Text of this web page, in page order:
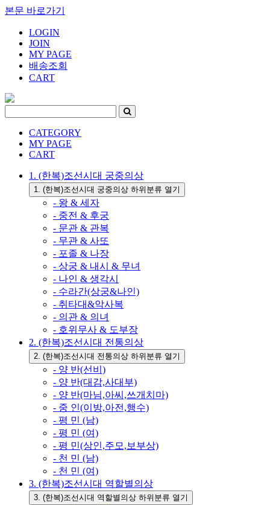
본문 바로가기
LOGIN
JOIN
MY PAGE
배송조회
CART
CATEGORY
MY PAGE
CART
1. (한복)조선시대 궁중의상
1. (한복)조선시대 궁중의상 하위분류 열기
- 왕 & 세자
- 중전 & 후궁
- 문관 & 관복
- 무관 & 사또
- 포졸 & 나장
- 상궁 & 내시 & 무녀
- 나인 & 생각시
- 수라간(상궁&나인)
- 취타대&악사복
- 의관 & 의녀
- 호위무사 & 도부장
2. (한복)조선시대 전통의상
2. (한복)조선시대 전통의상 하위분류 열기
- 양 반(선비)
- 양 반(대감,사대부)
- 양 반(마님,아씨,쓰개치마)
- 중 인(이방,아전,행수)
- 평 민 (남)
- 평 민 (여)
- 평 민(상인,주모,보부상)
- 천 민 (남)
- 천 민 (여)
3. (한복)조선시대 역할별의상
3. (한복)조선시대 역할별의상 하위분류 열기